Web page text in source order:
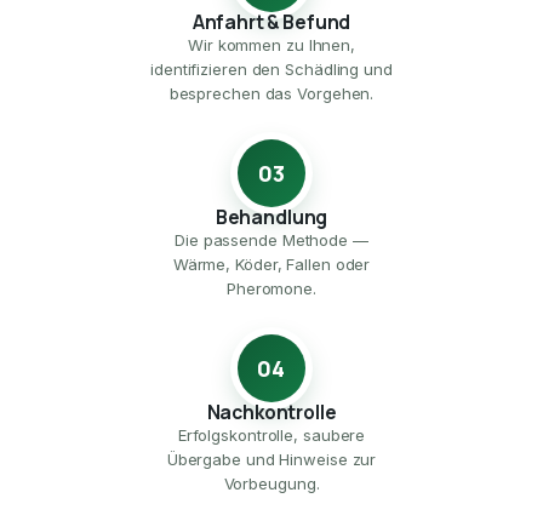
Anfahrt & Befund
Wir kommen zu Ihnen,
identifizieren den Schädling und
besprechen das Vorgehen.
03
Behandlung
Die passende Methode —
Wärme, Köder, Fallen oder
Pheromone.
04
Nachkontrolle
Erfolgskontrolle, saubere
Übergabe und Hinweise zur
Vorbeugung.